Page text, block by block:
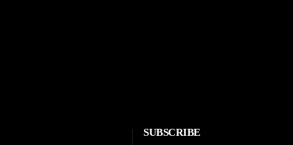
SUBSCRIBE